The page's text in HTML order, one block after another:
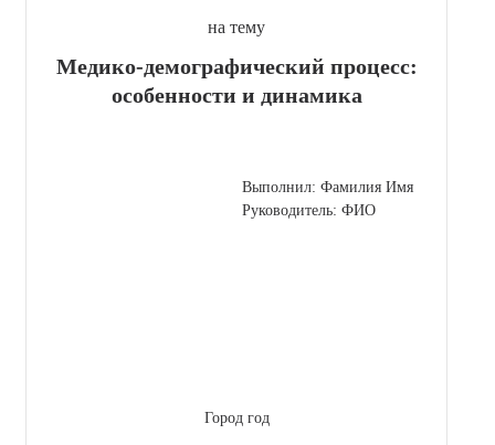
на тему
Медико-демографический процесс:
особенности и динамика
Выполнил: Фамилия Имя
Руководитель: ФИО
Город год